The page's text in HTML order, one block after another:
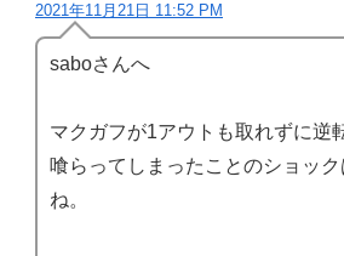
2021年11月21日 11:52 PM
saboさんへ
マクガフが1アウトも取れずに逆
喰らってしまったことのショック
ね。